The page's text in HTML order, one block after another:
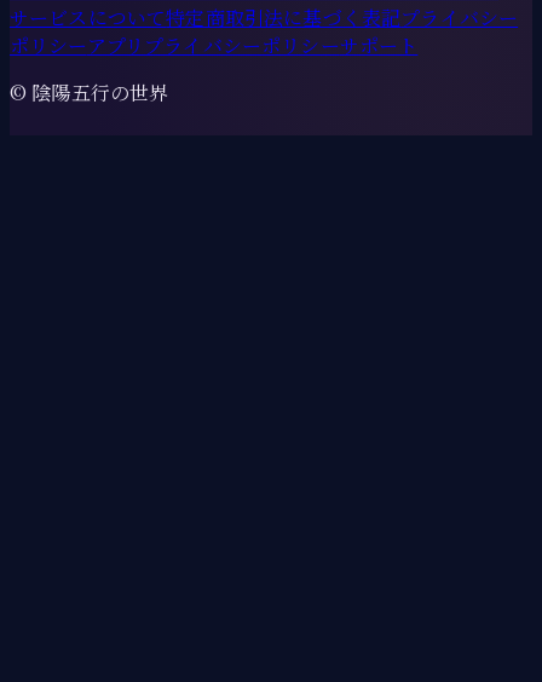
サービスについて特定商取引法に基づく表記プライバシー
ポリシーアプリプライバシーポリシーサポート
© 陰陽五行の世界